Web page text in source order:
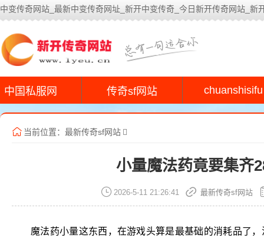
中变传奇网站_最新中变传奇网址_新开中变传奇_今日新开传奇网站_新
中国私服网 传奇sf网站 chuanshisifu
当前位置： 最新传奇sf网站
小量魔法药竟要集齐
2026-5-11 21:26:41 最新传奇sf网站
魔法药小量这东西，在游戏头算是最基础的消耗品了